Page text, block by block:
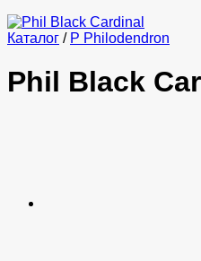
Каталог / P Philodendron
Phil Black